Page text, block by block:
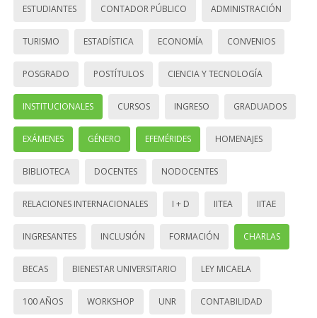
ESTUDIANTES CONTADOR PÚBLICO ADMINISTRACIÓN
TURISMO ESTADÍSTICA ECONOMÍA CONVENIOS
POSGRADO POSTÍTULOS CIENCIA Y TECNOLOGÍA
INSTITUCIONALES CURSOS INGRESO GRADUADOS
EXÁMENES GÉNERO EFEMÉRIDES HOMENAJES
BIBLIOTECA DOCENTES NODOCENTES
RELACIONES INTERNACIONALES I + D IITEA IITAE
INGRESANTES INCLUSIÓN FORMACIÓN CHARLAS
BECAS BIENESTAR UNIVERSITARIO LEY MICAELA
100 AÑOS WORKSHOP UNR CONTABILIDAD